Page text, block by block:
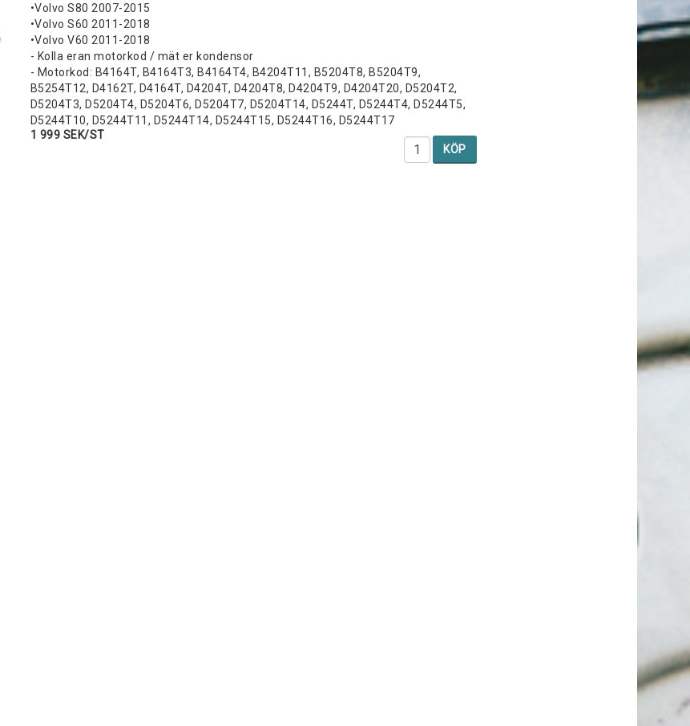
•Volvo S80 2007-2015
•Volvo S60 2011-2018
•Volvo V60 2011-2018
- Kolla eran motorkod / mät er kondensor
- Motorkod: B4164T, B4164T3, B4164T4, B4204T11, B5204T8, B5204T9,
B5254T12, D4162T, D4164T, D4204T, D4204T8, D4204T9, D4204T20, D5204T2,
D5204T3, D5204T4, D5204T6, D5204T7, D5204T14, D5244T, D5244T4, D5244T5,
D5244T10, D5244T11, D5244T14, D5244T15, D5244T16, D5244T17
1 999 SEK/ST
KÖP